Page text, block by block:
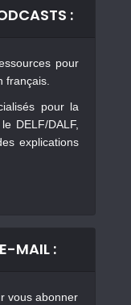
:
pour
français.
pour la
DELF/DALF,
explications
MAIL :
vous abonner